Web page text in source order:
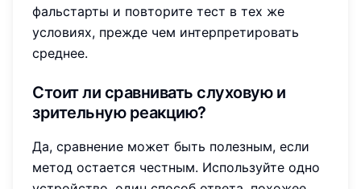
фальстарты и повторите тест в тех же
условиях, прежде чем интерпретировать
среднее.
Стоит ли сравнивать слуховую и
зрительную реакцию?
Да, сравнение может быть полезным, если
метод остается честным. Используйте одно